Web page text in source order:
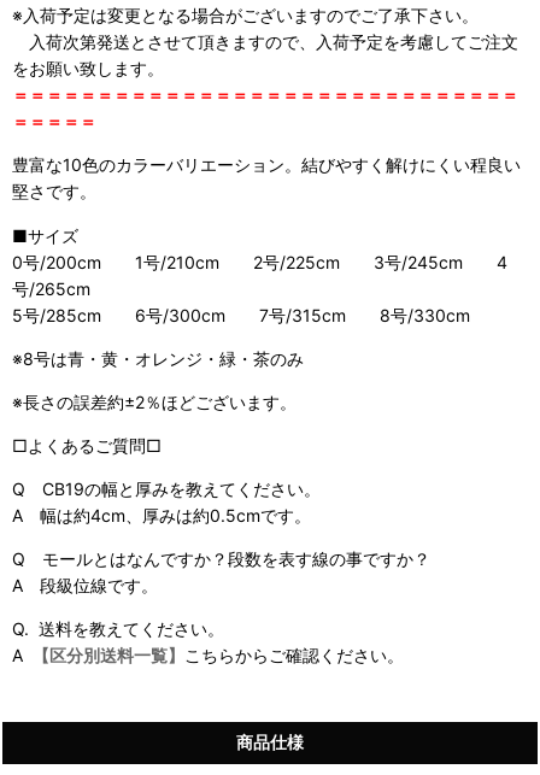
※入荷予定は変更となる場合がございますのでご了承下さい。
入荷次第発送とさせて頂きますので、入荷予定を考慮してご注文
をお願い致します。
＝＝＝＝＝＝＝＝＝＝＝＝＝＝＝＝＝＝＝＝＝＝＝＝＝＝＝＝＝＝
＝＝＝＝＝
豊富な10色のカラーバリエーション。結びやすく解けにくい程良い
堅さです。
■サイズ
0号/200cm 1号/210cm 2号/225cm 3号/245cm 4
号/265cm
5号/285cm 6号/300cm 7号/315cm 8号/330cm
※8号は青・黄・オレンジ・緑・茶のみ
※長さの誤差約±2％ほどございます。
□よくあるご質問□
Q CB19の幅と厚みを教えてください。
A 幅は約4cm、厚みは約0.5cmです。
Q モールとはなんですか？段数を表す線の事ですか？
A 段級位線です。
Q. 送料を教えてください。
A
【区分別送料一覧】 こちらからご確認ください。
商品仕様